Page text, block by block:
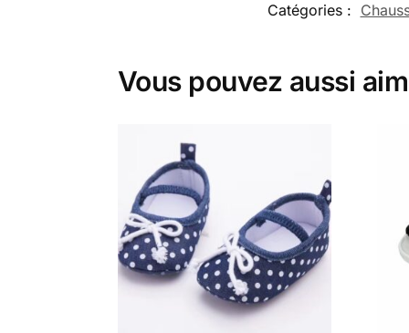
Catégories :
Vous pouvez aussi